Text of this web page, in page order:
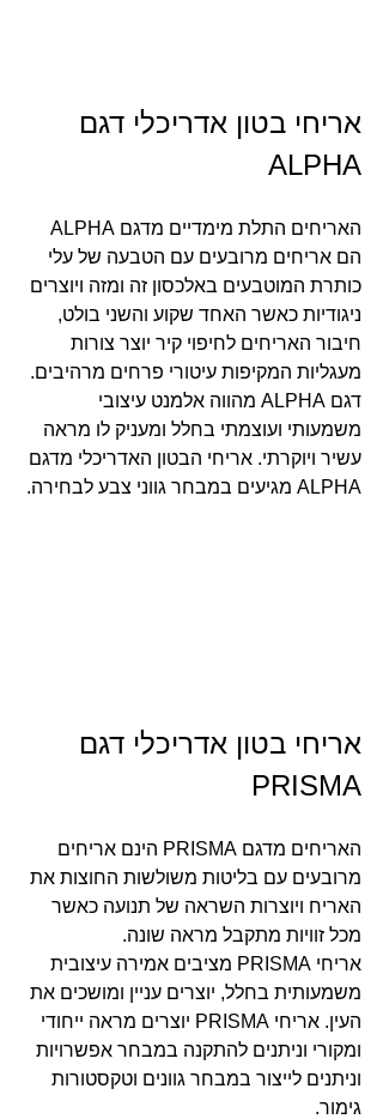
אריחי בטון אדריכלי דגם
ALPHA
הם אריחים מרובעים עם הטבעה של עלי
כותרת המוטבעים באלכסון זה ומזה ויוצרים
ניגודיות כאשר האחד שקוע והשני בולט,
חיבור האריחים לחיפוי קיר יוצר צורות
מעגליות המקיפות עיטורי פרחים מרהיבים.
דגם ALPHA מהווה אלמנט עיצובי
משמעותי ועוצמתי בחלל ומעניק לו מראה
עשיר ויוקרתי. אריחי הבטון האדריכלי מדגם
ALPHA מגיעים במבחר גווני צבע לבחירה.
אריחי בטון אדריכלי דגם
PRISMA
האריחים מדגם PRISMA הינם אריחים
מרובעים עם בליטות משולשות החוצות את
האריח ויוצרות השראה של תנועה כאשר
מכל זוויות מתקבל מראה שונה.
אריחי PRISMA מציבים אמירה עיצובית
משמעותית בחלל, יוצרים עניין ומושכים את
העין. אריחי PRISMA יוצרים מראה ייחודי
ומקורי וניתנים להתקנה במבחר אפשרויות
וניתנים לייצור במבחר גוונים וטקסטורות
גימור.